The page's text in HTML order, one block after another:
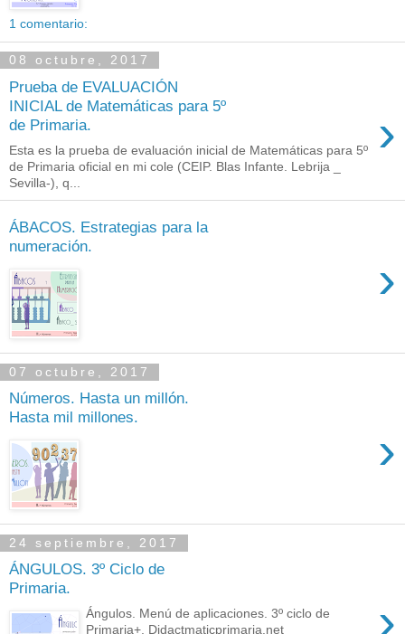
1 comentario:
08 octubre, 2017
Prueba de EVALUACIÓN
INICIAL de Matemáticas para 5º
de Primaria.
›
Esta es la prueba de evaluación inicial de Matemáticas para 5º
de Primaria oficial en mi cole (CEIP. Blas Infante. Lebrija _
Sevilla-), q...
ÁBACOS. Estrategias para la
numeración.
›
07 octubre, 2017
Números. Hasta un millón.
Hasta mil millones.
›
24 septiembre, 2017
ÁNGULOS. 3º Ciclo de
Primaria.
Ángulos. Menú de aplicaciones. 3º ciclo de
Primaria+. Didactmaticprimaria.net